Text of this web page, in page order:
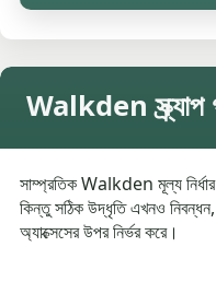
Walkden স্ক্র্যাপ
সাম্প্রতিক Walkden মূল্য
কিন্তু সঠিক উদ্ধৃতি এখনও
অ্যাক্সেসের উপর নির্ভর করে।